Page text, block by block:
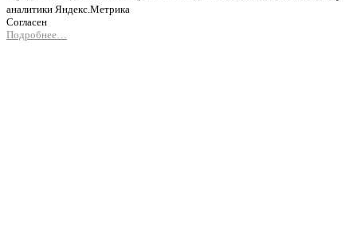
аналитики Яндекс.Метрика
Согласен
Подробнее…